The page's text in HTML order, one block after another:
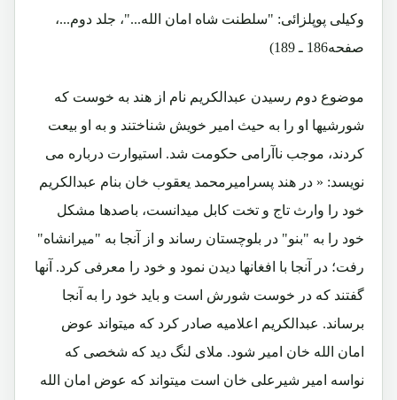
وکیلی پوپلزائی: "سلطنت شاه امان الله..."، جلد دوم...،
صفحه186 ـ 189)
موضوع دوم رسیدن عبدالکریم نام از هند به خوست که
شورشیها او را به حیث امیر خویش شناختند و به او بیعت
کردند، موجب ناآرامی حکومت شد. استیوارت درباره می
نویسد: « در هند پسرامیرمحمد یعقوب خان بنام عبدالکریم
خود را وارث تاج و تخت کابل میدانست، باصدها مشکل
خود را به "بنو" در بلوچستان رساند و از آنجا به "میرانشاه"
رفت؛ در آنجا با افغانها دیدن نمود و خود را معرفی کرد. آنها
گفتند که در خوست شورش است و باید خود را به آنجا
برساند. عبدالکریم اعلامیه صادر کرد که میتواند عوض
امان الله خان امیر شود. ملای لنگ دید که شخصی که
نواسه امیر شیرعلی خان است میتواند که عوض امان الله